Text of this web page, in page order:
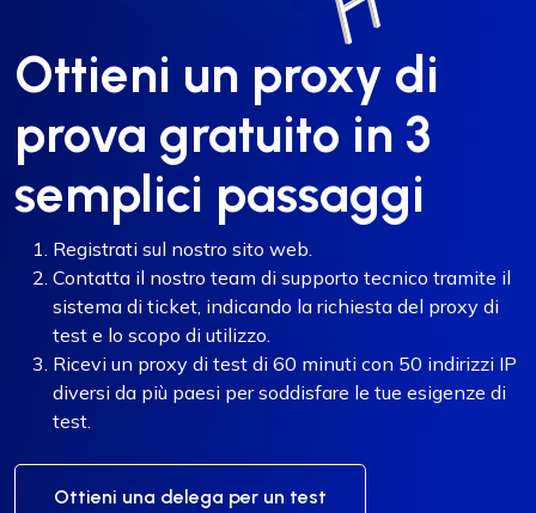
Ottieni un proxy di
prova gratuito in 3
semplici passaggi
Registrati sul nostro sito web.
Contatta il nostro team di supporto tecnico tramite il
sistema di ticket, indicando la richiesta del proxy di
test e lo scopo di utilizzo.
Ricevi un proxy di test di 60 minuti con 50 indirizzi IP
diversi da più paesi per soddisfare le tue esigenze di
test.
Ottieni una delega per un test